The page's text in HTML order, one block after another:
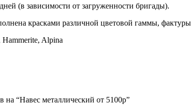
(в зависимости от загруженности бригады).
красками различной цветовой гаммы, фактуры
Alpina
на “Навес металлический от 5100р”